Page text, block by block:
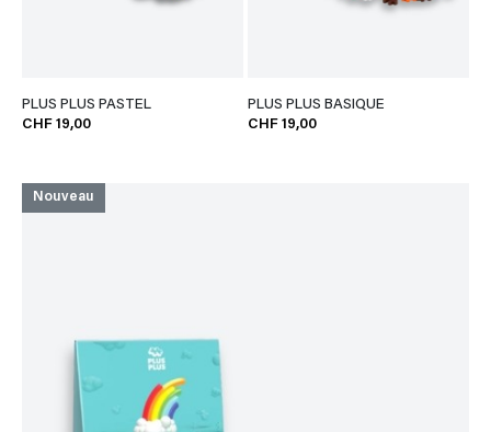
PLUS PLUS PASTEL
CHF 19,00
PLUS PLUS BASIQUE
CHF 19,00
Nouveau